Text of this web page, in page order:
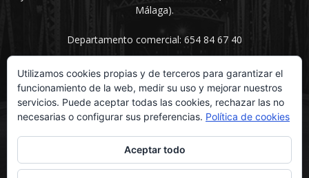
Málaga).
Departamento comercial: 654 84 67 40
SÍGUENOS
Utilizamos cookies propias y de terceros para garantizar el
funcionamiento de la web, medir su uso y mejorar nuestros
servicios. Puede aceptar todas las cookies, rechazar las no
necesarias o configurar sus preferencias. Política de cookies
Aceptar todo